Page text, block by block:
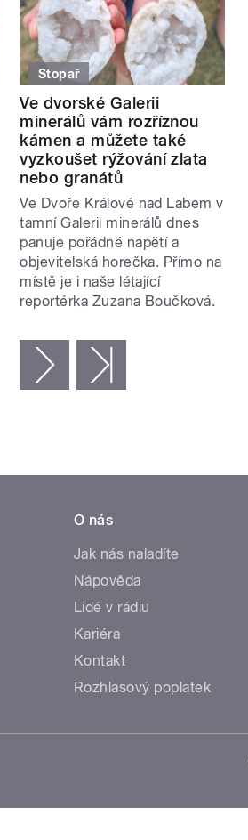
Stopař
Ve dvorské Galerii
minerálů vám rozříznou
kámen a můžete také
vyzkoušet rýžování zlata
nebo granátů
Ve Dvoře Králové nad Labem v
tamní Galerii minerálů dnes
panuje pořádné napětí a
objevitelská horečka. Přímo na
místě je i naše létající
reportérka Zuzana Boučková.
následující ›
O nás
Jak nás naladíte
Nápověda
Lidé v rádiu
Kariéra
Kontakt
Rozhlasový poplatek